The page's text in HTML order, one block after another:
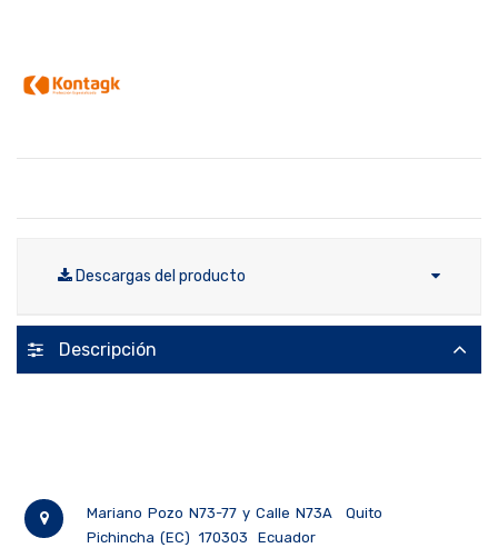
Descargas del producto
Descripción
Mariano Pozo N73-77 y Calle N73A
Quito
Pichincha (EC)
170303 Ecuador